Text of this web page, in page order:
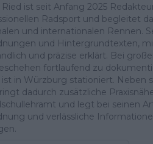
Ried ist seit Anfang 2025
Radsport und begleitet
und internationalen Rennen.
und Hintergrundtexten,
und präzise erklärt. Bei
fortlaufend zu
ist in Würzburg stationiert. Neben
dadurch zusätzliche
und legt bei seinen
und verlässliche